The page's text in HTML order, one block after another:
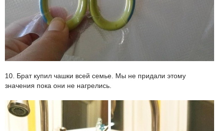
10. Брат купил чашки всей семье. Мы не придали этому
значения пока они не нагрелись.